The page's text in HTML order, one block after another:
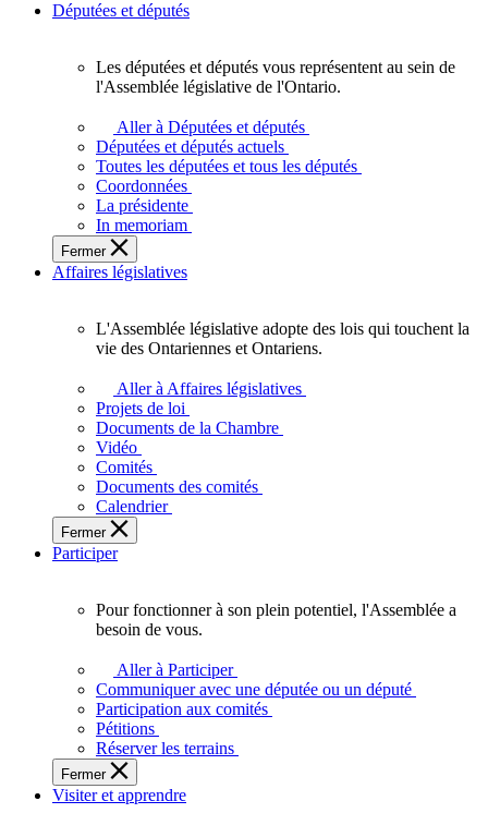
Députées et députés
députés
vous
représentent
sein
de
l'Assemblée
législative
l'Ontario.
Les députées et députés vous représentent au sein de
l'Assemblée législative de l'Ontario.
Aller à Députées et députés
Députées et députés actuels
Toutes les députées et tous les députés
Coordonnées
La présidente
In memoriam
Fermer
Affaires législatives
L'Assemblée
adopte
touchent
des
Ontariennes
et
L'Assemblée législative adopte des lois qui touchent la
vie des Ontariennes et Ontariens.
Aller à Affaires législatives
Projets de loi
Documents de la Chambre
Vidéo
Comités
Documents des comités
Calendrier
Fermer
Participer
plein
potentiel,
l'Assemblée
a
besoin
de
Pour fonctionner à son plein potentiel, l'Assemblée a
besoin de vous.
Aller à Participer
Communiquer avec une députée ou un député
Participation aux comités
Pétitions
Réserver les terrains
Fermer
Visiter et apprendre